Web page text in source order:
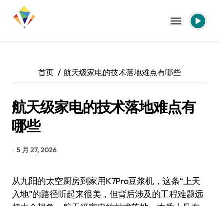
首页 航天级家电的技术落地难点有哪些
航天级家电的技术落地难点有
哪些
5 月 27, 2026
从九阳的太空厨房到家用K7Pro豆浆机，这条“上天
入地”的路径听起来很美，但背后涉及的工程难题远